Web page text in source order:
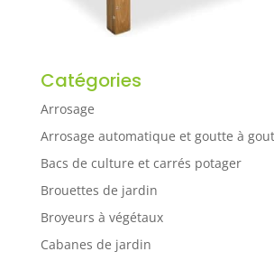
Catégories
Arrosage
Arrosage automatique et goutte à
Bacs de culture et carrés potager
Brouettes de jardin
Broyeurs à végétaux
Cabanes de jardin